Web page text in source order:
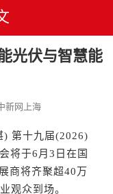
光伏与智慧能
新网上海
第十九届(2026)
将于6月3日在国
商将齐聚超40万
观众到场。